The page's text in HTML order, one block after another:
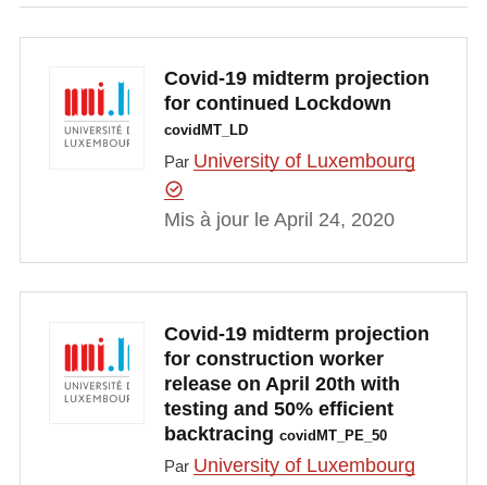
Covid-19 midterm projection
for continued Lockdown
covidMT_LD
Par University of Luxembourg
Mis à jour le April 24, 2020
Covid-19 midterm projection
for construction worker
release on April 20th with
testing and 50% efficient
backtracing covidMT_PE_50
Par University of Luxembourg